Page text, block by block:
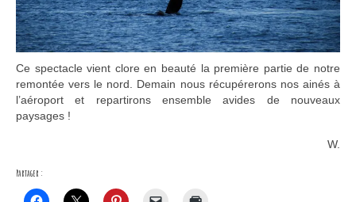
Ce spectacle vient clore en beauté la première partie de notre
remontée vers le nord. Demain nous récupérerons nos ainés à
l’aéroport et repartirons ensemble avides de nouveaux
paysages !
W.
Partager :